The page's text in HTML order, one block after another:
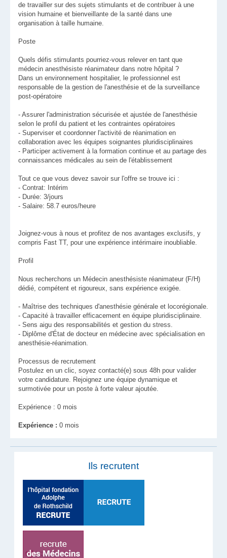
de travailler sur des sujets stimulants et de contribuer à une
vision humaine et bienveillante de la santé dans une
organisation à taille humaine.
Poste
Quels défis stimulants pourriez-vous relever en tant que
médecin anesthésiste réanimateur dans notre hôpital ?
Dans un environnement hospitalier, le professionnel est
responsable de la gestion de l'anesthésie et de la surveillance
post-opératoire
- Assurer l'administration sécurisée et ajustée de l'anesthésie
selon le profil du patient et les contraintes opératoires
- Superviser et coordonner l'activité de réanimation en
collaboration avec les équipes soignantes pluridisciplinaires
- Participer activement à la formation continue et au partage des
connaissances médicales au sein de l'établissement
Tout ce que vous devez savoir sur l'offre se trouve ici :
- Contrat: Intérim
- Durée: 3/jours
- Salaire: 58.7 euros/heure
Joignez-vous à nous et profitez de nos avantages exclusifs, y
compris Fast TT, pour une expérience intérimaire inoubliable.
Profil
Nous recherchons un Médecin anesthésiste réanimateur (F/H)
dédié, compétent et rigoureux, sans expérience exigée.
- Maîtrise des techniques d'anesthésie générale et locorégionale.
- Capacité à travailler efficacement en équipe pluridisciplinaire.
- Sens aigu des responsabilités et gestion du stress.
- Diplôme d'État de docteur en médecine avec spécialisation en
anesthésie-réanimation.
Processus de recrutement
Postulez en un clic, soyez contacté(e) sous 48h pour valider
votre candidature. Rejoignez une équipe dynamique et
surmotivée pour un poste à forte valeur ajoutée.
Expérience : 0 mois
Expérience : 0 mois
Ils recrutent